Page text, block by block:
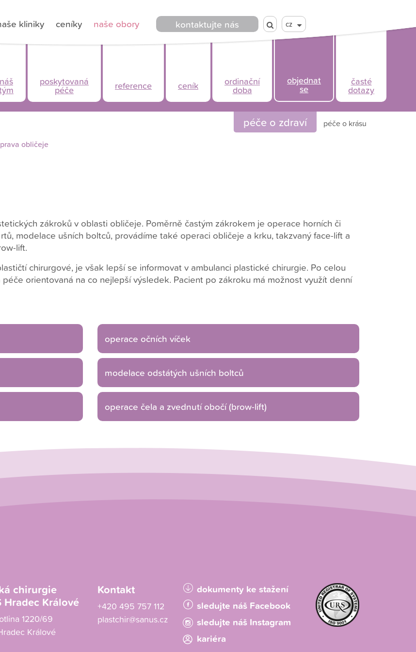
kliniky ceníky naše obory kontaktujte nás cz
náš poskytovaná
péče reference ceník ordinační
doba
objednat
se
časté
dotazy
péče o zdraví
péče o krásu
obličeje
zákroků v oblasti obličeje. Poměrně častým zákrokem je operace horních či
modelace ušních boltců, provádíme také operaci obličeje a krku, takzvaný face-lift a
lift.
chirurgové, je však lepší se informovat v ambulanci plastické chirurgie. Po celou
orientovaná na co nejlepší výsledek. Pacient po zákroku má možnost využít denní
operace očních víček
modelace odstátých ušních boltců
operace čela a zvednutí obočí (brow-lift)
chirurgie
Hradec Králové
1220/69
Králové
Kontakt
+420 495 757 112
plastchir@sanus.cz
dokumenty ke stažení
sledujte náš Facebook
sledujte náš Instagram
kariéra